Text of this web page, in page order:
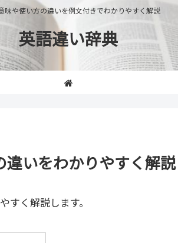
味や使い方の違いを例文付きでわかりやすく解説
英語違い辞典
違いをわかりやすく解説
すく解説します。